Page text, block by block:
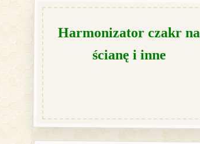
Harmonizator czakr na
ścianę i inne